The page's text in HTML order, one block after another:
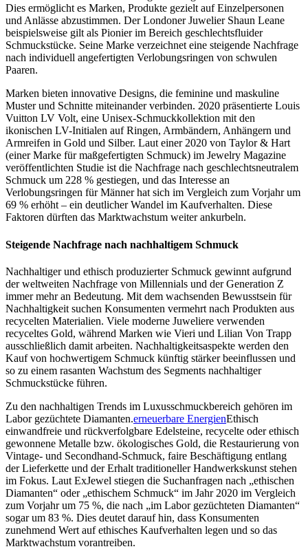
Dies ermöglicht es Marken, Produkte gezielt auf Einzelpersonen
und Anlässe abzustimmen. Der Londoner Juwelier Shaun Leane
beispielsweise gilt als Pionier im Bereich geschlechtsfluider
Schmuckstücke. Seine Marke verzeichnet eine steigende Nachfrage
nach individuell angefertigten Verlobungsringen von schwulen
Paaren.
Marken bieten innovative Designs, die feminine und maskuline
Muster und Schnitte miteinander verbinden. 2020 präsentierte Louis
Vuitton LV Volt, eine Unisex-Schmuckkollektion mit den
ikonischen LV-Initialen auf Ringen, Armbändern, Anhängern und
Armreifen in Gold und Silber. Laut einer 2020 von Taylor & Hart
(einer Marke für maßgefertigten Schmuck) im Jewelry Magazine
veröffentlichten Studie ist die Nachfrage nach geschlechtsneutralem
Schmuck um 228 % gestiegen, und das Interesse an
Verlobungsringen für Männer hat sich im Vergleich zum Vorjahr um
69 % erhöht – ein deutlicher Wandel im Kaufverhalten. Diese
Faktoren dürften das Marktwachstum weiter ankurbeln.
Steigende Nachfrage nach nachhaltigem Schmuck
Nachhaltiger und ethisch produzierter Schmuck gewinnt aufgrund
der weltweiten Nachfrage von Millennials und der Generation Z
immer mehr an Bedeutung. Mit dem wachsenden Bewusstsein für
Nachhaltigkeit suchen Konsumenten vermehrt nach Produkten aus
recycelten Materialien. Viele moderne Juweliere verwenden
recyceltes Gold, während Marken wie Vieri und Lilian Von Trapp
ausschließlich damit arbeiten. Nachhaltigkeitsaspekte werden den
Kauf von hochwertigem Schmuck künftig stärker beeinflussen und
so zu einem rasanten Wachstum des Segments nachhaltiger
Schmuckstücke führen.
Zu den nachhaltigen Trends im Luxusschmuckbereich gehören im
Labor gezüchtete Diamanten.erneuerbare EnergienEthisch
einwandfreie und rückverfolgbare Edelsteine, recycelte oder ethisch
gewonnene Metalle bzw. ökologisches Gold, die Restaurierung von
Vintage- und Secondhand-Schmuck, faire Beschäftigung entlang
der Lieferkette und der Erhalt traditioneller Handwerkskunst stehen
im Fokus. Laut ExJewel stiegen die Suchanfragen nach „ethischen
Diamanten“ oder „ethischem Schmuck“ im Jahr 2020 im Vergleich
zum Vorjahr um 75 %, die nach „im Labor gezüchteten Diamanten“
sogar um 83 %. Dies deutet darauf hin, dass Konsumenten
zunehmend Wert auf ethisches Kaufverhalten legen und so das
Marktwachstum vorantreiben.